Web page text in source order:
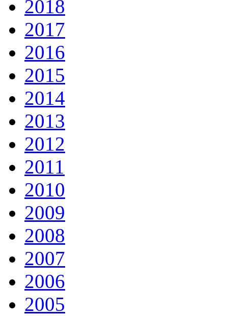
2018
2017
2016
2015
2014
2013
2012
2011
2010
2009
2008
2007
2006
2005